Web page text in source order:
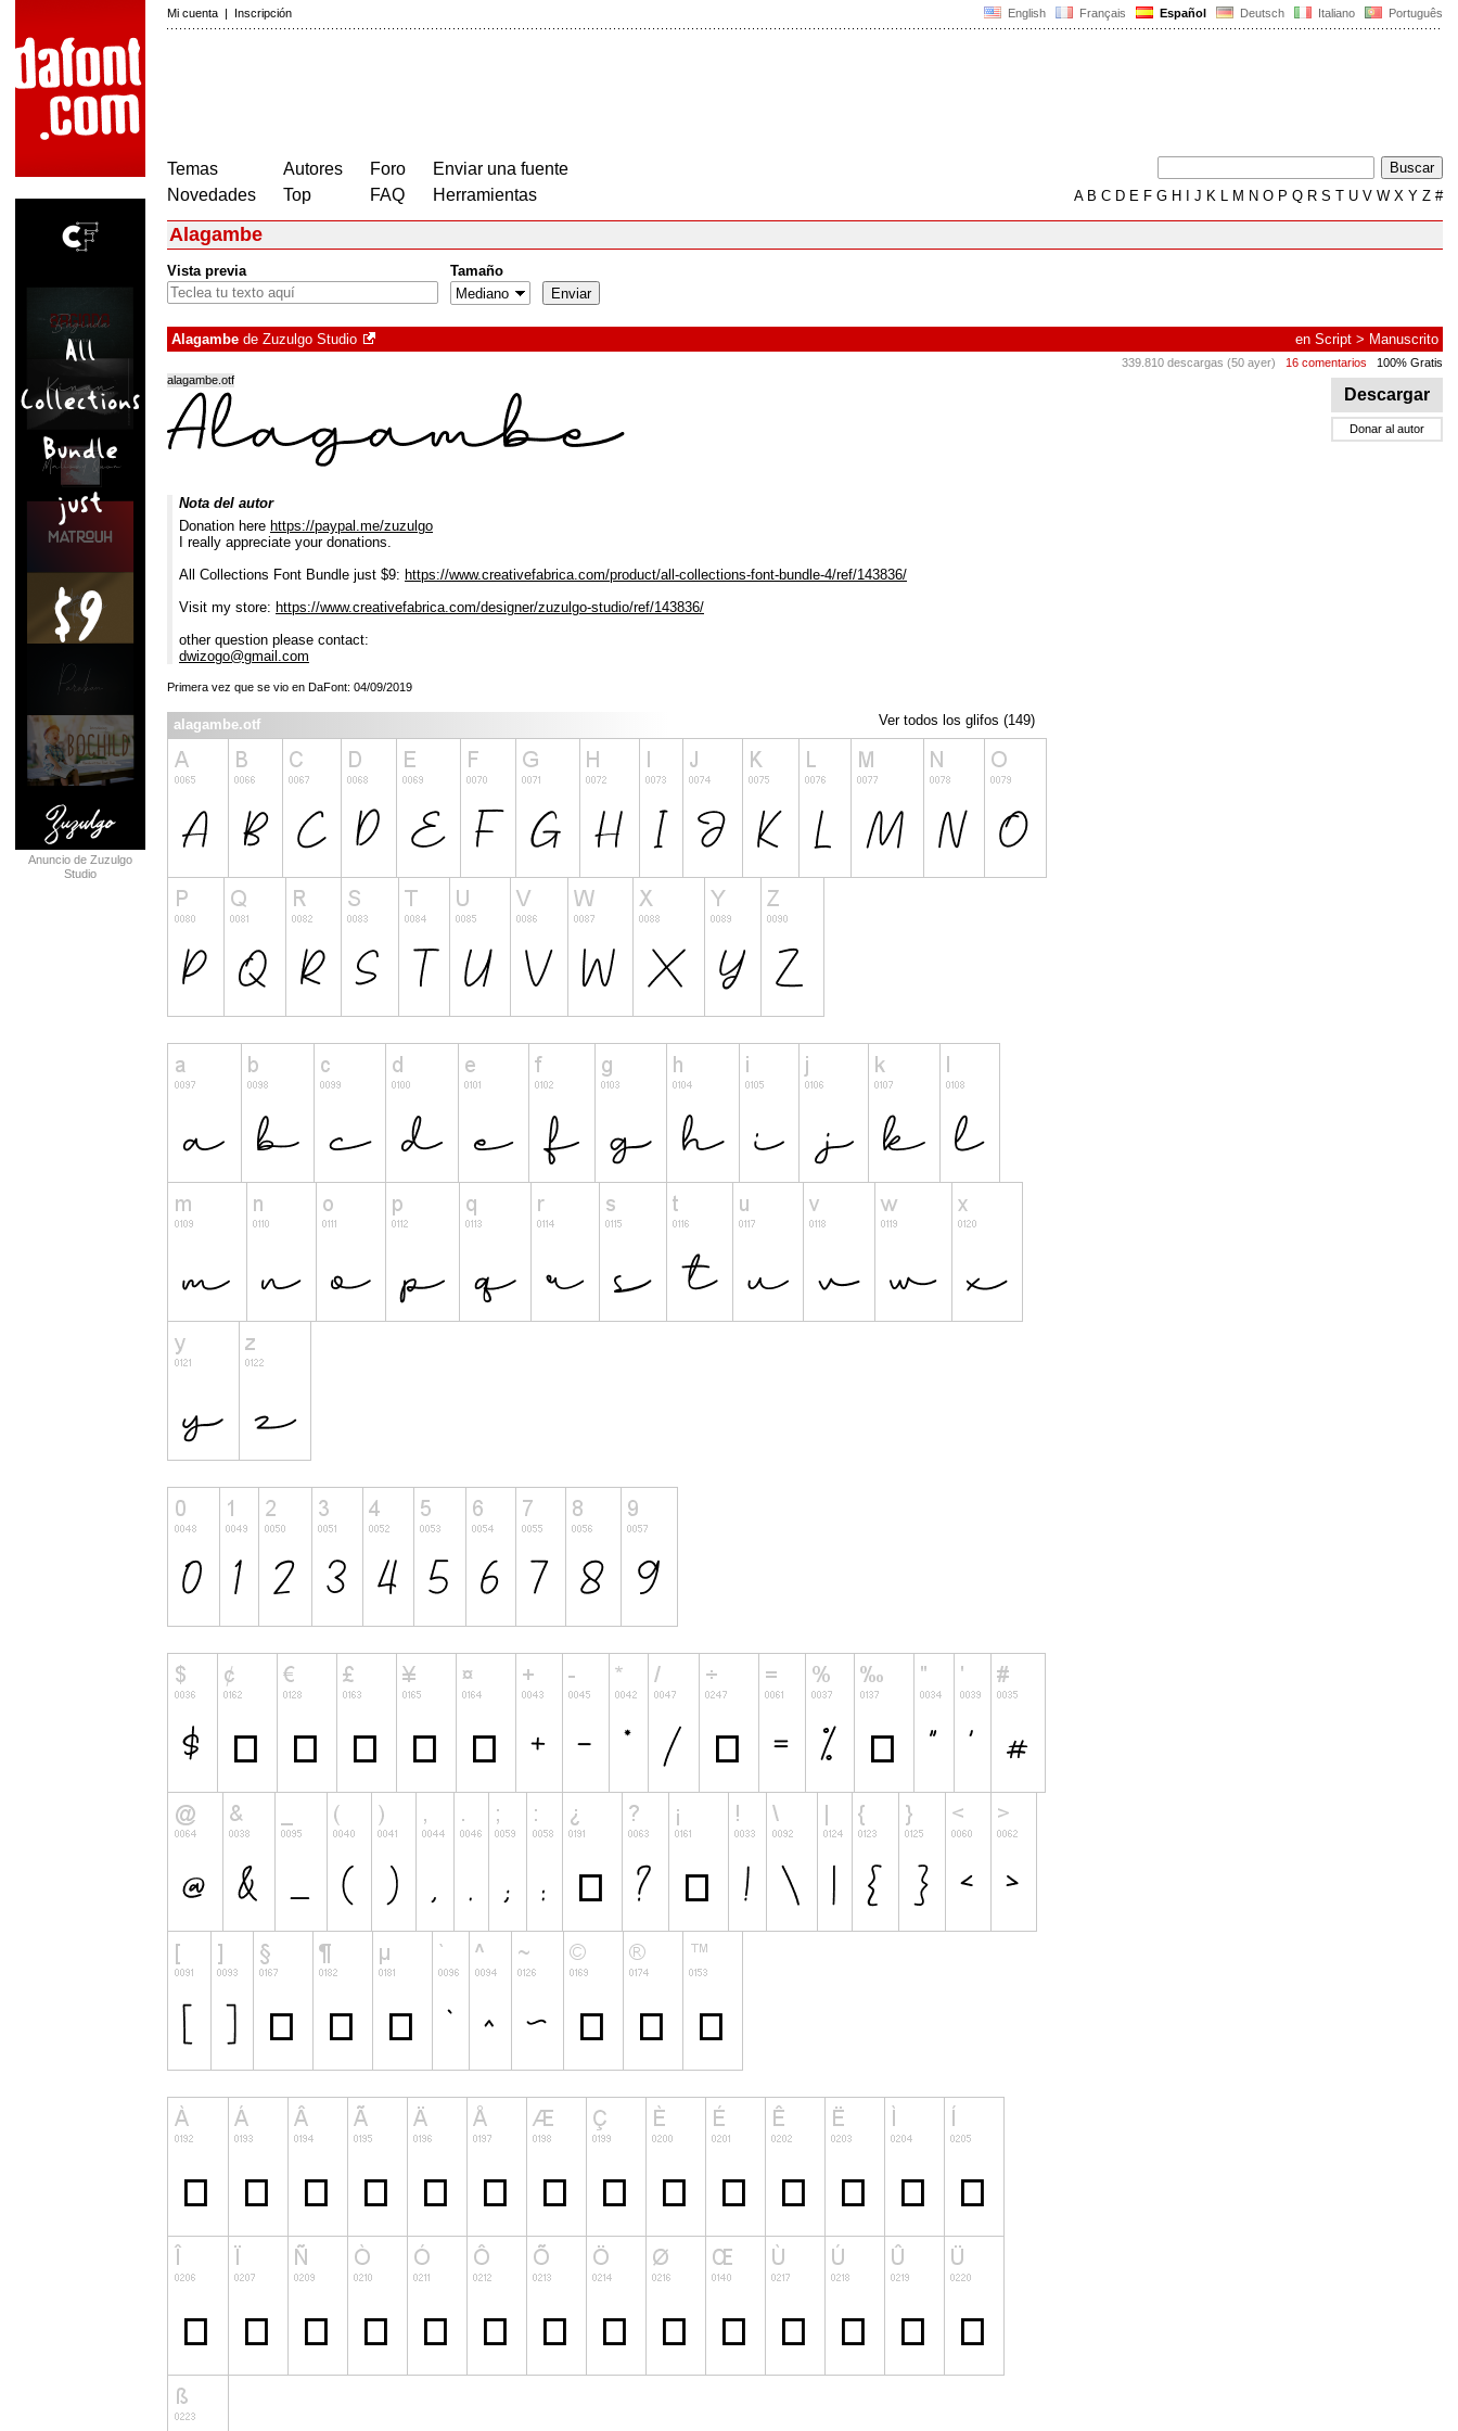
English Français Español Deutsch Italiano Português
Mi cuenta | Inscripción
Temas
Novedades
Autores
Top
Foro
FAQ
Enviar una fuente
Herramientas
AB C D E F G H J K L M N O P Q R S T U V W X Y Z #
Anuncio de Zuzulgo
Studio
Alagambe
Vista previa Tamaño
Alagambe de Zuzulgo Studio en Script > Manuscrito
339.810 descargas (50 ayer) 16 comentarios 100% Gratis
Descargar
Donar al autor
alagambe.otf
Nota del autor
Donation here https://paypal.me/zuzulgo
I really appreciate your donations.
All Collections Font Bundle just $9: https://www.creativefabrica.com/product/all-collections-font-bundle-4/ref/143836/
Visit my store: https://www.creativefabrica.com/designer/zuzulgo-studio/ref/143836/
other question please contact:
dwizogo@gmail.com
Primera vez que se vio en DaFont: 04/09/2019
Ver todos los glifos (149)
alagambe.otf